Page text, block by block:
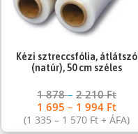
Kézi sztreccsfólia, átlátszó
(natúr), 50 cm széles
1 878–2 210Ft
1 695– 1 994 Ft
(1 335– 1 570 Ft + ÁFA)